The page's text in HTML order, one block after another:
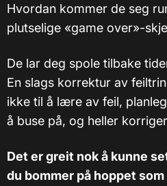
Hvordan kommer de seg
plutselige «game over»-
De lar deg spole tilbake
En slags korrektur av
ikke til å lære av feil,
å buse på, og heller
Det er greit nok å kunne
du bommer på hoppet